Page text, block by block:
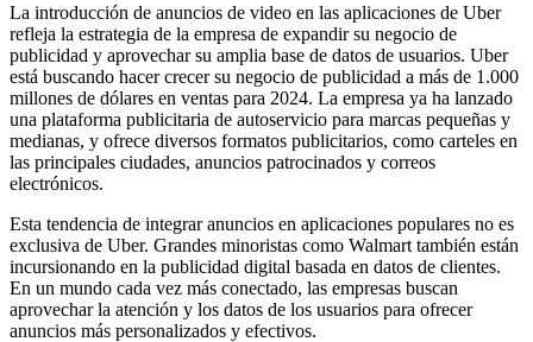
La introducción de anuncios de video en las aplicaciones de Uber
refleja la estrategia de la empresa de expandir su negocio de
publicidad y aprovechar su amplia base de datos de usuarios. Uber
está buscando hacer crecer su negocio de publicidad a más de 1.000
millones de dólares en ventas para 2024. La empresa ya ha lanzado
una plataforma publicitaria de autoservicio para marcas pequeñas y
medianas, y ofrece diversos formatos publicitarios, como carteles en
las principales ciudades, anuncios patrocinados y correos
electrónicos.
Esta tendencia de integrar anuncios en aplicaciones populares no es
exclusiva de Uber. Grandes minoristas como Walmart también están
incursionando en la publicidad digital basada en datos de clientes.
En un mundo cada vez más conectado, las empresas buscan
aprovechar la atención y los datos de los usuarios para ofrecer
anuncios más personalizados y efectivos.